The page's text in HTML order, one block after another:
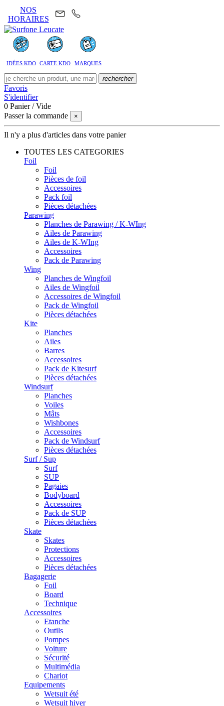
NOS
HORAIRES
IDÉES KDO CARTE KDO MARQUES
rechercher
Favoris
S'identifier
0 Panier /Vide
Passer la commande
×
Il n'y a plus d'articles dans votre panier
TOUTES LES CATEGORIES
Foil
Foil
Pièces de foil
Accessoires
Pack foil
Pièces détachées
Parawing
Planches de Parawing / K-WIng
Ailes de Parawing
Ailes de K-WIng
Accessoires
Pack de Parawing
Wing
Planches de Wingfoil
Ailes de Wingfoil
Accessoires de Wingfoil
Pack de Wingfoil
Pièces détachées
Kite
Planches
Ailes
Barres
Accessoires
Pack de Kitesurf
Pièces détachées
Windsurf
Planches
Voiles
Mâts
Wishbones
Accessoires
Pack de Windsurf
Pièces détachées
Surf / Sup
Surf
SUP
Pagaies
Bodyboard
Accessoires
Pack de SUP
Pièces détachées
Skate
Skates
Protections
Accessoires
Pièces détachées
Bagagerie
Foil
Board
Technique
Accessoires
Etanche
Outils
Pompes
Voiture
Sécurité
Multimédia
Chariot
Equipements
Wetsuit été
Wetsuit hiver